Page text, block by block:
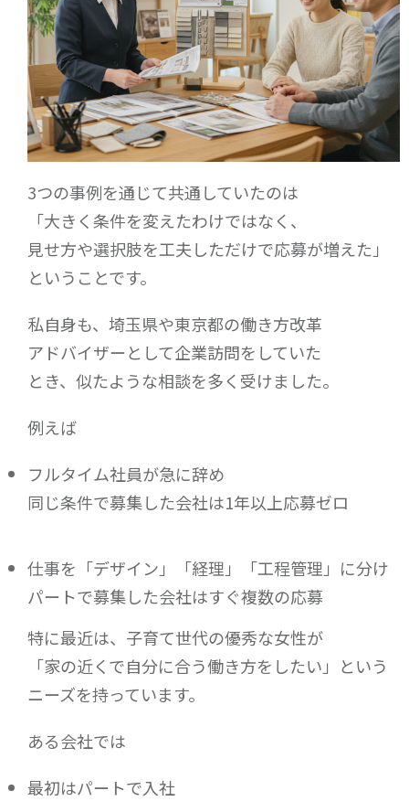
3つの事例を通じて共通していたのは
「大きく条件を変えたわけではなく、
見せ方や選択肢を工夫しただけで応募が増えた」
ということです。
私自身も、埼玉県や東京都の働き方改革
アドバイザーとして企業訪問をしていた
とき、似たような相談を多く受けました。
例えば
フルタイム社員が急に辞め
同じ条件で募集した会社は1年以上応募ゼロ
仕事を「デザイン」「経理」「工程管理」に分け
パートで募集した会社はすぐ複数の応募
特に最近は、子育て世代の優秀な女性が
「家の近くで自分に合う働き方をしたい」という
ニーズを持っています。
ある会社では
最初はパートで入社